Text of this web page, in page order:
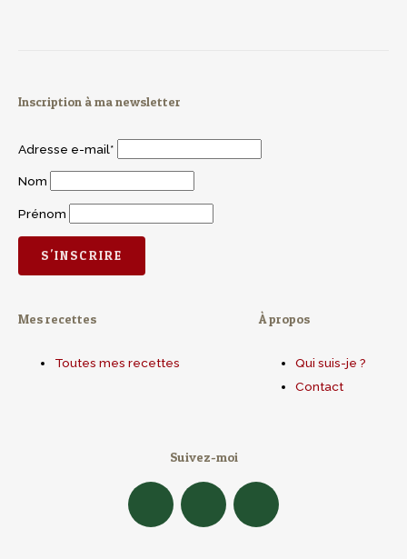
Inscription à ma newsletter
Adresse e-mail*
Nom
Prénom
Mes recettes
Toutes mes recettes
À propos
Qui suis-je ?
Contact
Suivez-moi
F
I
Y